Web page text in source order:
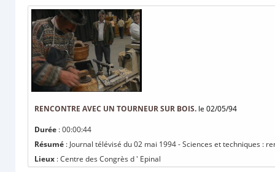
RENCONTRE AVEC UN TOURNEUR SUR BOIS. le 02/05/94
Durée : 00:00:44
Résumé : Journal télévisé du 02 mai 1994 - Sciences et techniques :
Lieux : Centre des Congrès d ' Epinal